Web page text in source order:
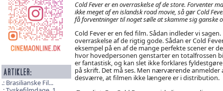
Brasilianske Fil...
Cold Fever er en overraskelse af de store. Forventer
ikke meget af en islandsk road movie, så gør Cold
få forventninger til noget sølle at skamme sig ganske
Cold Fever er en fed film. Sådan indleder vi sagen.
overraskelse af de rigtig gode. Sådan er Cold
eksempel på en af de mange perfekte scener er
hvor hovedpersonen genstarter en totalfrossen
er fantastisk, og kan slet ikke forklares
på skrift. Det må ses. Men nærværende anmelder
desværre, at filmen ikke længere er i distribution.